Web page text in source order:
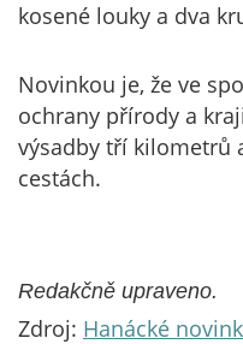
kosené louky a dva
Novinkou je, že ve
ochrany přírody a
výsadby tří kilometrů
cestách.
Redakčně upraveno.
Zdroj: Hanácké